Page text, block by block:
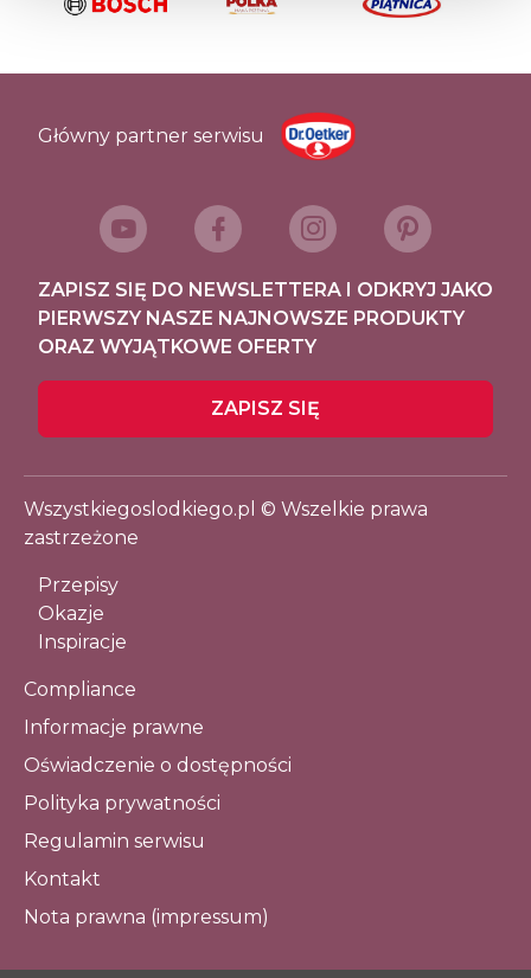
Główny partner serwisu
ZAPISZ SIĘ DO NEWSLETTERA I ODKRYJ JAKO
PIERWSZY NASZE NAJNOWSZE PRODUKTY
ORAZ WYJĄTKOWE OFERTY
ZAPISZ SIĘ
Wszystkiegoslodkiego.pl © Wszelkie prawa
zastrzeżone
Przepisy
Okazje
Inspiracje
Compliance
Informacje prawne
Oświadczenie o dostępności
Polityka prywatności
Regulamin serwisu
Kontakt
Nota prawna (impressum)